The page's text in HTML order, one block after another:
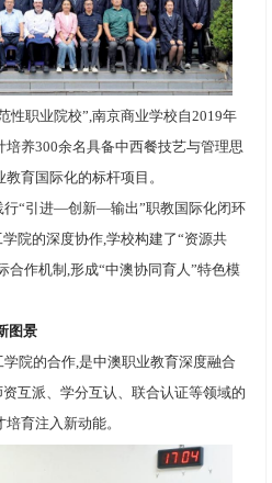
性职业院校”,南京商业学校自2019年
养300余名具备中西餐技艺与管理思
育国际化的标杆项目。
行“引进—创新—输出”职教国际化闭环
院的深度协作,学校构建了“资源共
合作机制,形成“中澳协同育人”特色模
图景
院的合作,是中澳职业教育深度融合
互派、学分互认、联合认证等领域的
育注入新动能。